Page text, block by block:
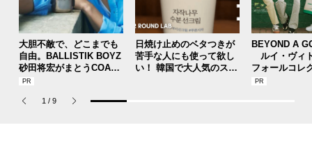
大胆不敵で、どこまでも
自由。BALLISTIK BOYZ
砂田将宏がまとうCOACH
の新作フレグランス「コ
パルファム」
日焼け止めのベタつきが
苦手な人にも使って欲し
い！ 韓国で大人気のスト
BEYOND A
ルイ・ヴィ
フォールコレ
描くプレッピ
1 / 9